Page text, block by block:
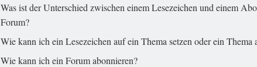
Was ist der Unterschied zwischen einem Lesezeichen und einem
Forum?
Wie kann ich ein Lesezeichen auf ein Thema setzen oder ein Thema
Wie kann ich ein Forum abonnieren?